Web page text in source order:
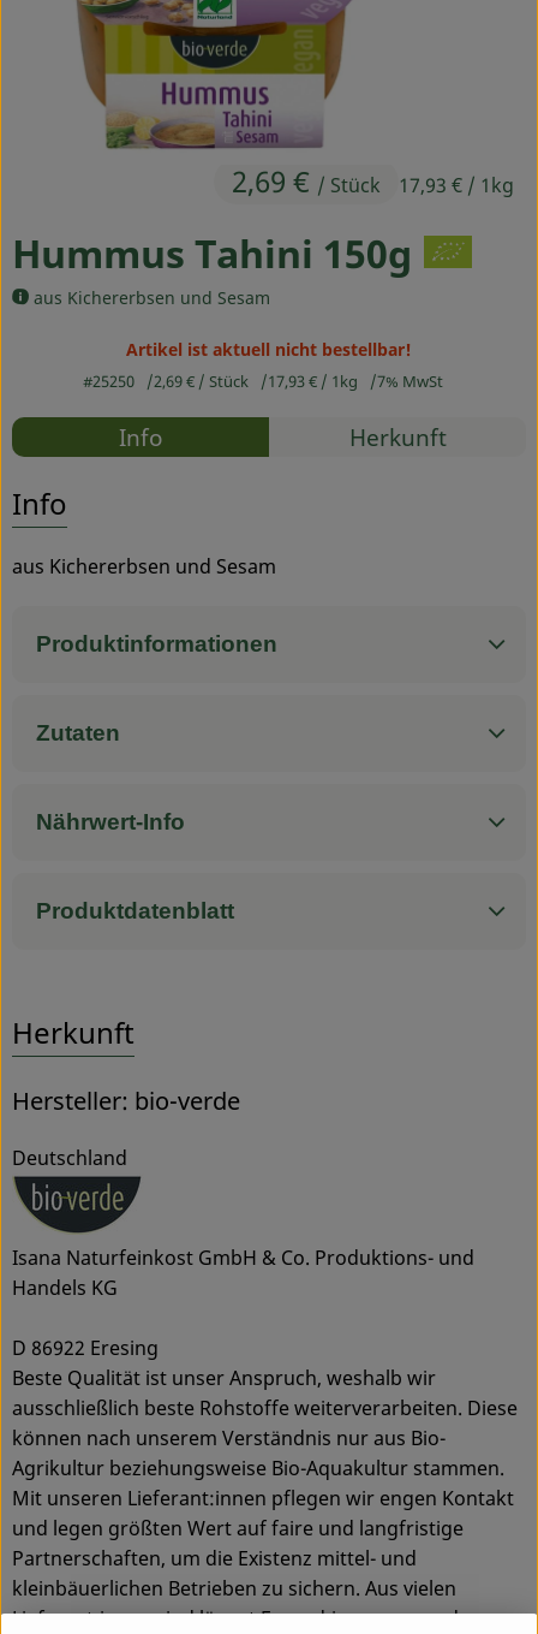
Ökokisten
Obst & Gemüse
Kühltheke
Getränke
So geht's
Blog & Aktuelles
Hummus Tahini 150g
aus Kichererbsen und Sesam
2,69 € / Stück 17,93 € / 1kg
Artikel ist aktuell nicht bestellbar!
#25250 2,69 € / Stück 17,93 € / 1kg 7% MwSt
Rezepte
Info Herkunft
Info
aus Kichererbsen und Sesam
Produktinformationen
Zutaten
Nährwert-Info
Produktdatenblatt
Herkunft
Hersteller: bio-verde
Deutschland
Isana Naturfeinkost GmbH & Co. Produktions- und
Handels KG
D 86922 Eresing
Beste Qualität ist unser Anspruch, weshalb wir
ausschließlich beste Rohstoffe weiterverarbeiten. Diese
können nach unserem Verständnis nur aus Bio-
Agrikultur beziehungsweise Bio-Aquakultur stammen.
Mit unseren Lieferant:innen pflegen wir engen Kontakt
und legen größten Wert auf faire und langfristige
Partnerschaften, um die Existenz mittel- und
kleinbäuerlichen Betrieben zu sichern. Aus vielen
Lieferant:innen sind längst Freund:innen geworden.